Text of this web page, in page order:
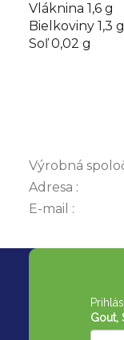
Vláknina 1,6 g
Bielkoviny 1,3 g
Soľ 0,02 g
Výrobná
Adresa :
E-mail :
Gout,